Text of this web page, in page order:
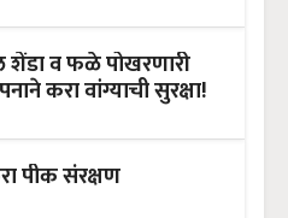
व फळे पोखरणारी
करा वांग्याची सुरक्षा!
पीक संरक्षण